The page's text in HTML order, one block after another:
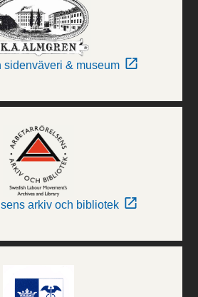
sidenväveri & museum
arkiv och bibliotek